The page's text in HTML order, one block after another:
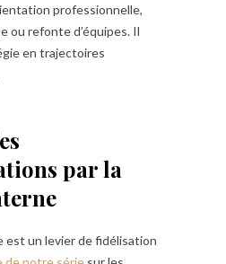
professionnelle,
ou refonte d’équipes. Il
en trajectoires
par la
est un levier de fidélisation